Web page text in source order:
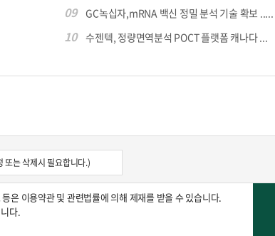
09 GC녹십자,mRNA 백신 정밀 분석 기술 확보 .....
10 수젠텍, 정량면역분석 POCT 플랫폼 캐나다 ...